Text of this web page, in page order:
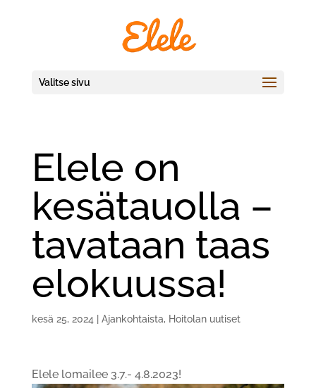
Valitse sivu
Elele on
kesätauolla –
tavataan taas
elokuussa!
kesä 25, 2024 Ajankohtaista, Hoitolan uutiset
Elele lomailee 3.7.- 4.8.2023!